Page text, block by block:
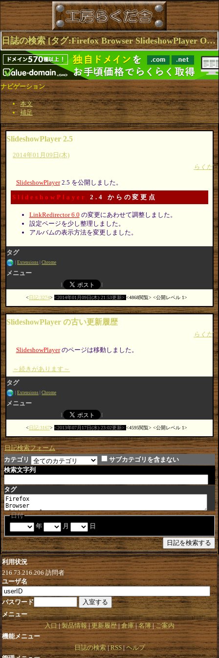
日誌の検索 [タグ:Firefox Browser SlideshowPlayer Opera] 1～2(2件中)
ナビゲーション
本文
補足
SlideshowPlayer 2.5
2014年01月09日(木)
らくだ
SlideshowPlayer2.5 を公開しました。
SlideshowPlayer 2.4 からの変更点
LinkRedirector 6.0 の変更にあわせて調整しました。
設定ページを少し整理しました。
アルバムの表示方法を変更しました。
タグ
Extensions Chrome
メニュー
日記:3274 2014年01月09日(木) 21:53更新 4868閲覧 公開レベル 1
SlideshowPlayer の古い更新履歴
らくだ
SlideshowPlayerのページは移動しました。
～続きがあります～
タグ
Extensions Chrome
メニュー
日記:3167 2013年07月17日(水) 23:02更新 4595閲覧 公開レベル 1
日記検索フォーム
カテゴリ
サブカテゴリを含まない
検索文字列
タグ
日付
年
月 日
利用状況
216.73.216.206訪問者
ユーザ名
パスワード
メニュー
入口 製品情報 更新履歴 倉庫 名簿 ご案内
機能メニュー
日誌の検索 RSS ヘルプ